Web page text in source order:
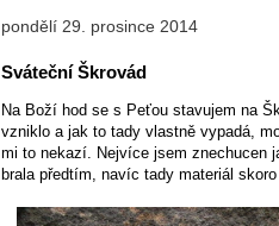
pondělí 29. prosince 2014
Sváteční Škrovád
Na Boží hod se s Peťou stavujem na
vzniklo a jak to tady vlastně vypadá,
mi to nekazí. Nejvíce jsem znechucen
brala předtím, navíc tady materiál